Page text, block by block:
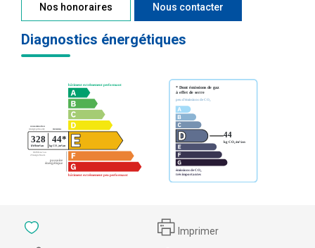
Nos honoraires Nous contacter
Diagnostics énergétiques
Imprimer